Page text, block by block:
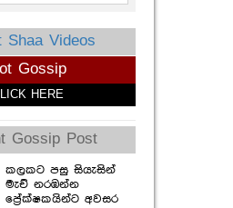
Shaa Videos
Gossip
HERE
Gossip Post
කලකට පසු සියැසින්
මැච් නරඹන්න
ප්‍රේක්ෂකයින්ට අවසර